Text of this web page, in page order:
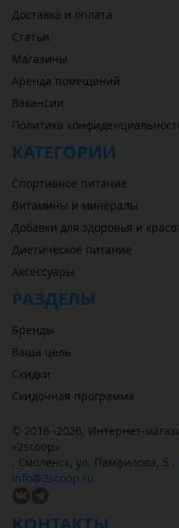
Доставка и оплата
Статьи
Магазины
Аренда помещений
Вакансии
Политика
КАТЕГОРИИ
Спортивное питание
Витамины и минералы
Добавки для здоровья и
Диетическое питание
Аксессуары
РАЗДЕЛЫ
Бренды
Ваша цель
Скидки
Скидочная программа
© 2016 -2026, Интернет-
«2scoop»
, Смоленск, ул. Памфилова, 5 ,
info@2scoop.ru
КОНТАКТЫ